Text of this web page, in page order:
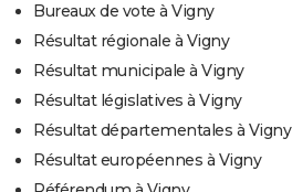
Bureaux de vote à Vigny
Résultat régionale à Vigny
Résultat municipale à Vigny
Résultat législatives à Vigny
Résultat départementales à Vigny
Résultat européennes à Vigny